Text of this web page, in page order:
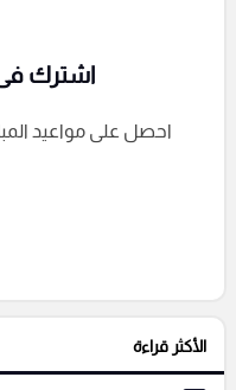
التعليقات السابقة
اشترك فى
احصل على مواعيد
الأكثر قراءة